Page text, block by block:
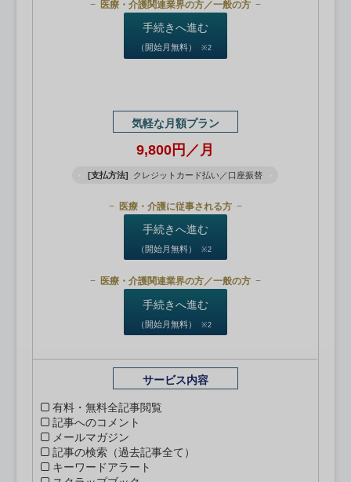
医療・介護関連業界の方／一般の方
手続きへ進む
（開始月無料） ※2
気軽な月額プラン
9,800円／月
[支払方法] クレジットカード払い／口座振替
医療・介護に従事される方
手続きへ進む
（開始月無料） ※2
医療・介護関連業界の方／一般の方
手続きへ進む
（開始月無料） ※2
サービス内容
有料・無料全記事閲覧
記事へのコメント
メールマガジン
記事の検索（過去記事全て）
キーワードアラート